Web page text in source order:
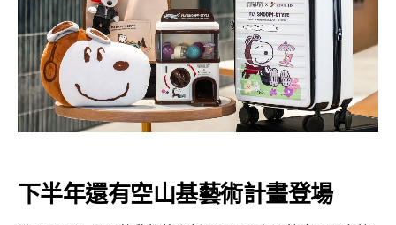
下半年還有空山基藝術計畫登場